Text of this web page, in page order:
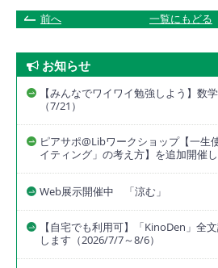
前へ 一覧にもどる
お知らせ
【みんなでワイワイ勉強しよう】数
（7/21）
ピアサポ@Libワークショップ【一生
イティング」の考え方】を追加開催
Web展示開催中 「涼む」
【自宅でも利用可】「KinoDen」全
します（2026/7/7～8/6）